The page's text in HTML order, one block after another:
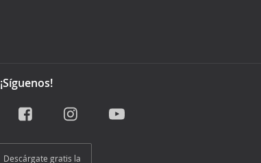
¡Síguenos!
Descárgate gratis la